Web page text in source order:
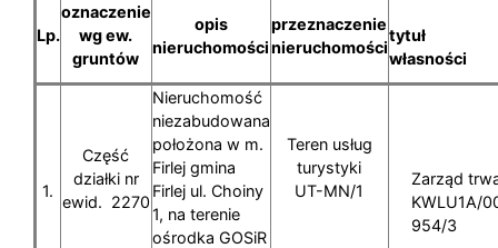
Lp.
oznaczenie
wg ew.
gruntów
opis
nieruchomości
przeznaczenie
nieruchomości
tytuł
własności
1.
Część
działki nr
ewid. 2270
Nieruchomość
niezabudowana
położona w m.
Firlej gmina
Firlej ul. Choiny
1, na terenie
ośrodka GOSiR
Teren usług
turystyki
UT-MN/1
Zarząd
KWLU1A/
954/3